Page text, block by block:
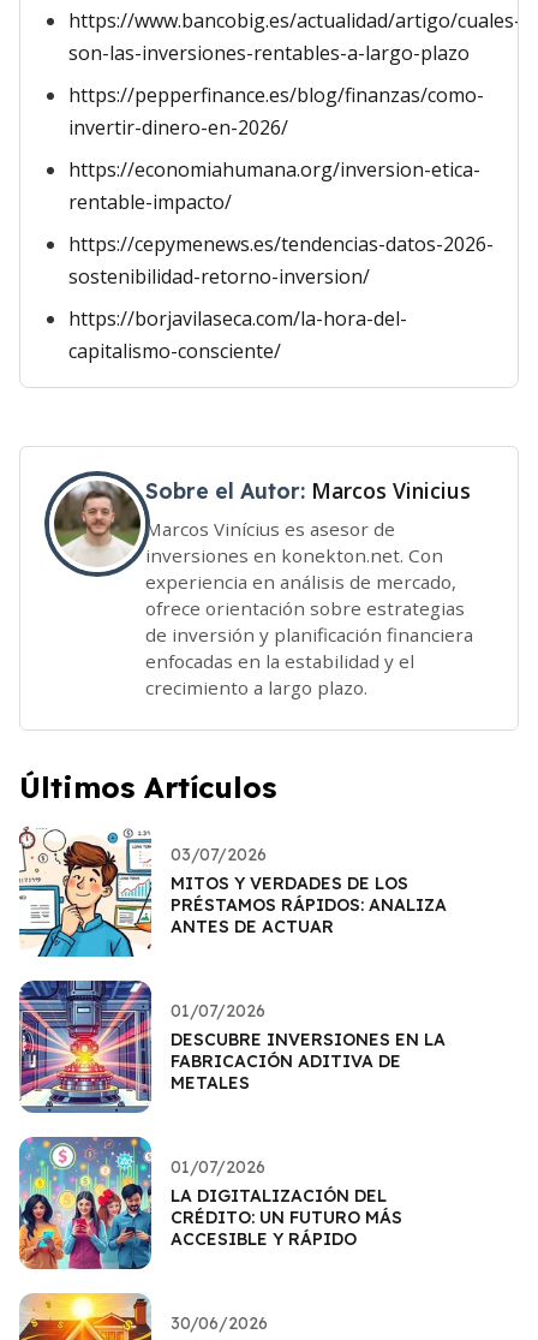
https://www.bancobig.es/actualidad/artigo/cuales-
son-las-inversiones-rentables-a-largo-plazo
https://pepperfinance.es/blog/finanzas/como-
invertir-dinero-en-2026/
https://economiahumana.org/inversion-etica-
rentable-impacto/
https://cepymenews.es/tendencias-datos-2026-
sostenibilidad-retorno-inversion/
https://borjavilaseca.com/la-hora-del-
capitalismo-consciente/
Sobre el Autor: Marcos Vinicius
Marcos Vinícius es asesor de
inversiones en konekton.net. Con
experiencia en análisis de mercado,
ofrece orientación sobre estrategias
de inversión y planificación financiera
enfocadas en la estabilidad y el
crecimiento a largo plazo.
Últimos Artículos
03/07/2026
MITOS Y VERDADES DE LOS
PRÉSTAMOS RÁPIDOS: ANALIZA
ANTES DE ACTUAR
01/07/2026
DESCUBRE INVERSIONES EN LA
FABRICACIÓN ADITIVA DE
METALES
01/07/2026
LA DIGITALIZACIÓN DEL
CRÉDITO: UN FUTURO MÁS
ACCESIBLE Y RÁPIDO
30/06/2026